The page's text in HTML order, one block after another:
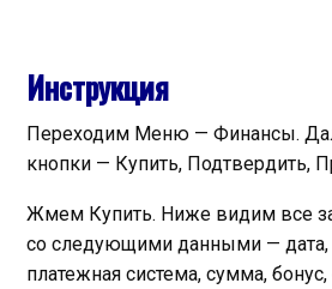
Инструкция
Переходим Меню — Финансы.
кнопки — Купить, Подтвердить,
Жмем Купить. Ниже видим все
со следующими данными — дата,
платежная система, сумма,